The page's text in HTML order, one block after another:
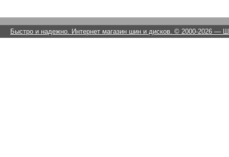
Быстро и надежно. Интернет магазин шин и дисков. © 2000-2026 —